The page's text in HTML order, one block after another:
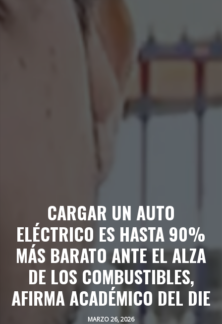
CARGAR UN AUTO
ELÉCTRICO ES HASTA 90%
MÁS BARATO ANTE EL ALZA
DE LOS COMBUSTIBLES,
AFIRMA ACADÉMICO DEL DIE
MARZO 26, 2026